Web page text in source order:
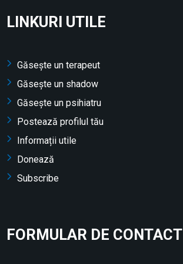
LINKURI UTILE
Găsește un terapeut
Găsește un shadow
Găsește un psihiatru
Postează profilul tău
Informații utile
Donează
Subscribe
FORMULAR DE CONTACT